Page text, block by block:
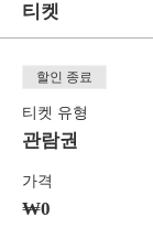
티켓
할인 종료
티켓 유형
관람권
가격
₩0